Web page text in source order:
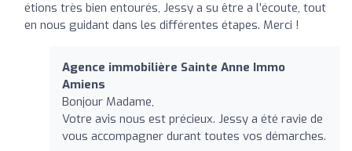
étions très bien entourés, Jessy a su être a l’écoute, tout
en nous guidant dans les différentes étapes. Merci !
Agence immobilière Sainte Anne Immo
Amiens
Bonjour Madame,
Votre avis nous est précieux. Jessy a été ravie de
vous accompagner durant toutes vos démarches.